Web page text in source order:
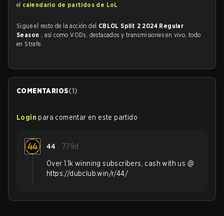
el calendario de partidos de LoL .
Sigue el resto de la acción del CBLOL Split 2 2024 Regular
Season , así como VODs, destacados y transmisiones en vivo, todo
en Strafe.
COMENTARIOS(1)
Login para comentar en este partido
44 779d
Over 1.1k winning subscribers, cash with us @
https://dubclub.win/r/44/